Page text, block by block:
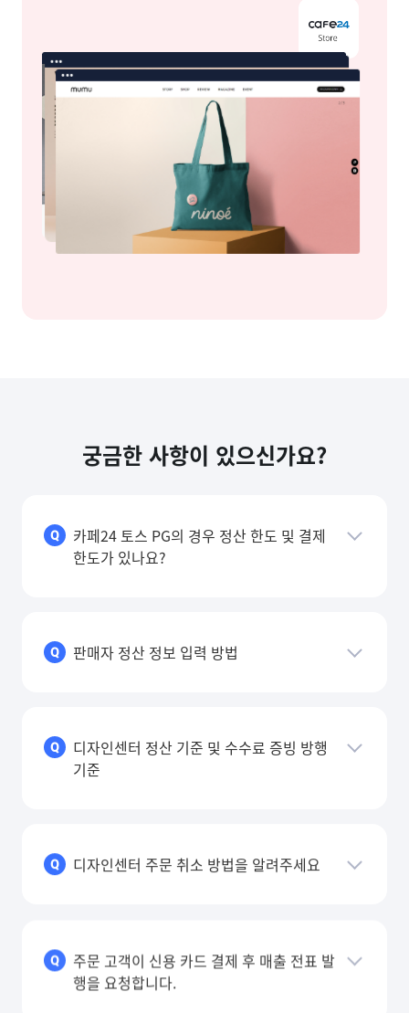
궁금한 사항이 있으신가요?
Q
카페24 토스 PG의 경우 정산 한도 및 결제
한도가 있나요?
Q 판매자 정산 정보 입력 방법
Q
디자인센터 정산 기준 및 수수료 증빙 방행
기준
Q 디자인센터 주문 취소 방법을 알려주세요
Q
주문 고객이 신용 카드 결제 후 매출 전표 발
행을 요청합니다.